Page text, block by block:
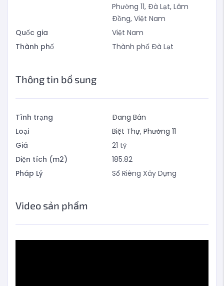
Phường 11, Đà Lạt, Lâm
Đồng, Việt Nam
Quốc gia
Việt Nam
Thành phố
Thành phố Đà Lạt
Thông tin bổ sung
Tình trạng
Đang Bán
Loại
Biệt Thự, Phường 11
Giá
21 tỷ
Diện tích (m2)
185.82
Pháp Lý
Sổ Riêng Xây Dựng
Video sản phẩm